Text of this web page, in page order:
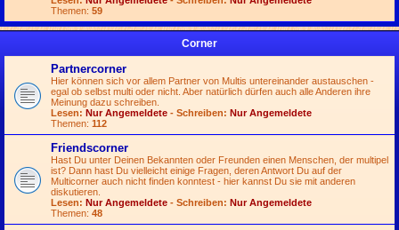
Themen: 59
Corner
Partnercorner
Hier können sich vor allem Partner von Multis untereinander austauschen -
egal ob selbst multi oder nicht. Aber natürlich dürfen auch alle Anderen ihre
Meinung dazu schreiben.
Lesen: Nur Angemeldete - Schreiben: Nur Angemeldete
Themen: 112
Friendscorner
Hast Du unter Deinen Bekannten oder Freunden einen Menschen, der multipel
ist? Dann hast Du vielleicht einige Fragen, deren Antwort Du auf der
Multicorner auch nicht finden konntest - hier kannst Du sie mit anderen
diskutieren.
Lesen: Nur Angemeldete - Schreiben: Nur Angemeldete
Themen: 48